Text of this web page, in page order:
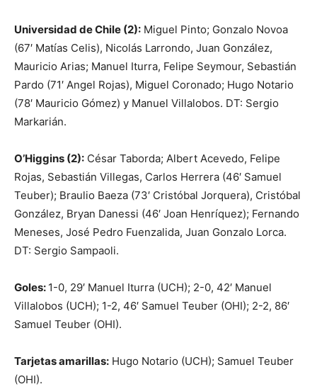
Universidad de Chile (2): Miguel Pinto; Gonzalo Novoa
(67′ Matías Celis), Nicolás Larrondo, Juan González,
Mauricio Arias; Manuel Iturra, Felipe Seymour, Sebastián
Pardo (71′ Angel Rojas), Miguel Coronado; Hugo Notario
(78′ Mauricio Gómez) y Manuel Villalobos. DT: Sergio
Markarián.
O’Higgins (2): César Taborda; Albert Acevedo, Felipe
Rojas, Sebastián Villegas, Carlos Herrera (46′ Samuel
Teuber); Braulio Baeza (73′ Cristóbal Jorquera), Cristóbal
González, Bryan Danessi (46′ Joan Henríquez); Fernando
Meneses, José Pedro Fuenzalida, Juan Gonzalo Lorca.
DT: Sergio Sampaoli.
Goles: 1-0, 29′ Manuel Iturra (UCH); 2-0, 42′ Manuel
Villalobos (UCH); 1-2, 46′ Samuel Teuber (OHI); 2-2, 86′
Samuel Teuber (OHI).
Tarjetas amarillas: Hugo Notario (UCH); Samuel Teuber
(OHI).